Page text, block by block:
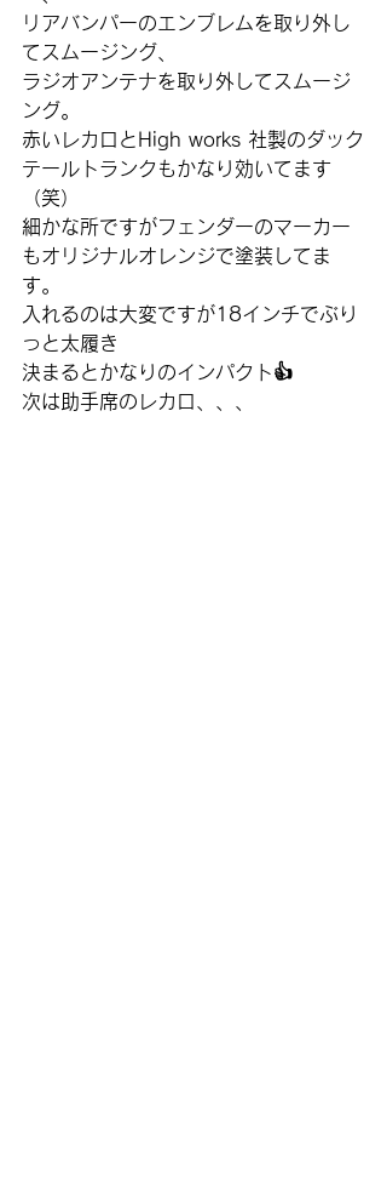
リアバンパーのエンブレムを取り外し
てスムージング、
ラジオアンテナを取り外してスムージ
ング。
赤いレカロとHigh works 社製のダック
テールトランクもかなり効いてます
（笑）
細かな所ですがフェンダーのマーカー
もオリジナルオレンジで塗装してま
す。
入れるのは大変ですが18インチでぶり
っと太履き
決まるとかなりのインパクト👍️
次は助手席のレカロ、、、